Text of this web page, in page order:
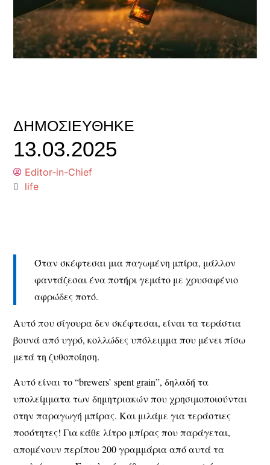
ΔΗΜΟΣΙΕΎΘΗΚΕ
13.03.2025
Editor-in-Chief
life
Όταν σκέφτεσαι μια παγωμένη μπίρα, μάλλον
φαντάζεσαι ένα ποτήρι γεμάτο με χρυσαφένιο
αφρώδες ποτό.
Αυτό πουσίγουρα δεν σκέφτεσαι, είναι τα τεράστια
βουνά από υγρό, κολλώδες υπόλειμμα που μένει πίσω
μετά τη ζυθοποίηση.
Αυτό είναι το“brewers’ spent grain”, δηλαδή τα
υπολείμματα των δημητριακών που χρησιμοποιούνται
στην παραγωγή μπίρας. Και μιλάμε για τεράστιες
ποσότητες! Για κάθε λίτρο μπίρας που παράγεται,
απομένουν περίπου200 γραμμάρια από αυτά τα